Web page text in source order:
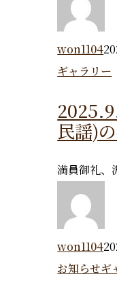
won1104
ギャラリー
民謡)
満員御礼、
won1104
お知らせギ